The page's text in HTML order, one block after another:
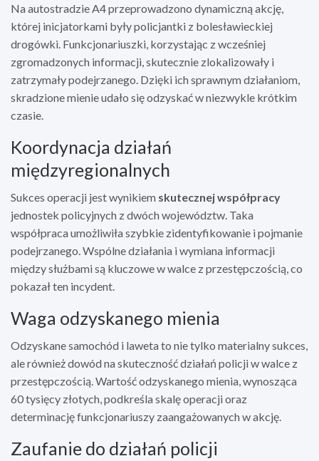
Na autostradzie A4 przeprowadzono dynamiczną akcję,
której inicjatorkami były policjantki z bolesławieckiej
drogówki. Funkcjonariuszki, korzystając z wcześniej
zgromadzonych informacji, skutecznie zlokalizowały i
zatrzymały podejrzanego. Dzięki ich sprawnym działaniom,
skradzione mienie udało się odzyskać w niezwykle krótkim
czasie.
Koordynacja działań
międzyregionalnych
Sukces operacji jest wynikiem skutecznej współpracy
jednostek policyjnych z dwóch województw. Taka
współpraca umożliwiła szybkie zidentyfikowanie i pojmanie
podejrzanego. Wspólne działania i wymiana informacji
między służbami są kluczowe w walce z przestępczością, co
pokazał ten incydent.
Waga odzyskanego mienia
Odzyskane samochód i laweta to nie tylko materialny sukces,
ale również dowód na skuteczność działań policji w walce z
przestępczością. Wartość odzyskanego mienia, wynosząca
60 tysięcy złotych, podkreśla skalę operacji oraz
determinację funkcjonariuszy zaangażowanych w akcję.
Zaufanie do działań policji